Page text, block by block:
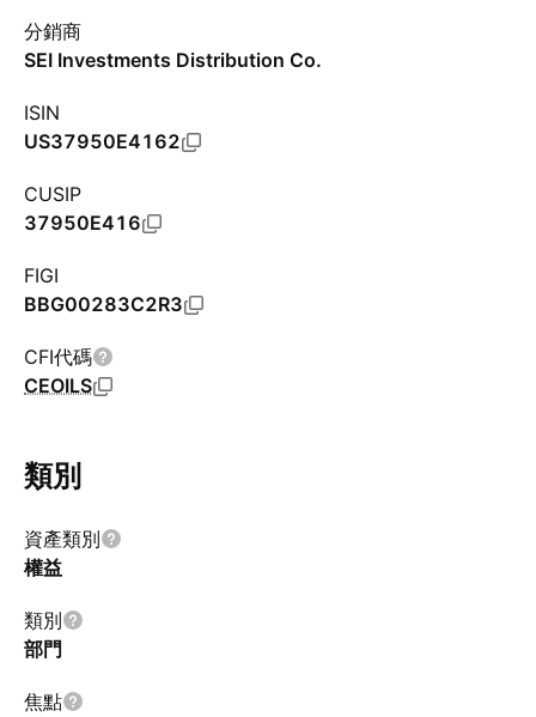
分銷商
SEI Investments Distribution Co.
ISIN
US37950E4162
CUSIP
37950E416
FIGI
BBG00283C2R3
CFI代碼
CEOILS
類別
資產類別
權益
類別
部門
焦點